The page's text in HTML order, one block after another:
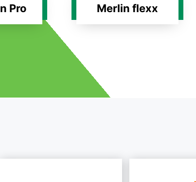
Pro Merlin flexx